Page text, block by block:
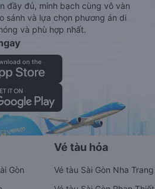
đầy đủ, minh bạch cùng vô vàn
sánh và lựa chọn phương án di
và phù hợp nhất.
Gòn
Vé tàu hỏa
Vé tàu Sài Gòn Nha Trang